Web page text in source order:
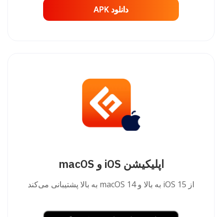
دانلود APK
دانلود APK
اپلیکیشن iOS و macOS
از iOS 15 به بالا و macOS 14 به بالا پشتیبانی می‌کند